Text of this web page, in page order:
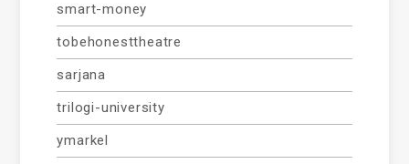
smart-money
tobehonesttheatre
sarjana
trilogi-university
ymarkel